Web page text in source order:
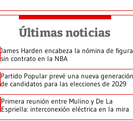
Últimas noticias
James Harden encabeza la nómina de
sin contrato en la NBA
Partido Popular prevé una nueva generación
de candidatos para las elecciones de 2029
Primera reunión entre Mulino y De La
Espriella: interconexión eléctrica en la mira